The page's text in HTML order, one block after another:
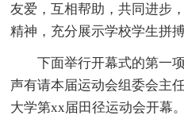
友爱，互相帮助，共同进步
精神，充分展示学校学生拼
下面举行开幕式的第一
声有请本届运动会组委会主
大学第xx届田径运动会开幕。